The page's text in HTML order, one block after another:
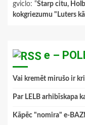
gviclo: “Starp citu,
kokgriezumu "Luters
e –
Vai kremēt mirušo ir
Par LELB arhibīskapa
Kāpēc "nomira" e-